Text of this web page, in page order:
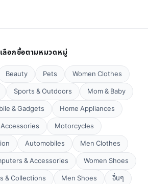
เลือกซื้อตามหมวดหมู่
Beauty Pets
Women Clothes
Sports & Outdoors
Mom & Baby
& Gadgets
Home Appliances
Motorcycles
Automobiles
Men Clothes
& Accessories
Women Shoes
& Collections Men Shoes
อื่นๆ